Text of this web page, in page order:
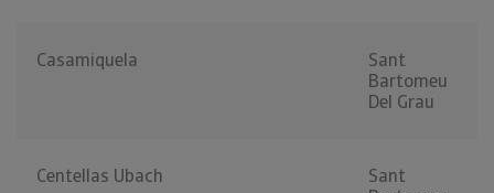
Casamiquela
Sant
Bartomeu
Del Grau
Centellas Ubach
Sant